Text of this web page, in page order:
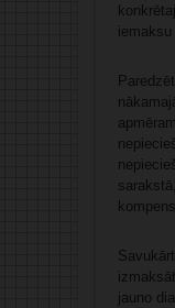
iemaksu
jauno